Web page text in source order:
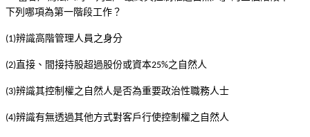
下列哪項為第一階段工作？
(1)辨識高階管理人員之身分
(2)直接、間接持股超過股份或資本25%之自然人
(3)辨識其控制權之自然人是否為重要政治性職務人士
(4)辨識有無透過其他方式對客戶行使控制權之自然人